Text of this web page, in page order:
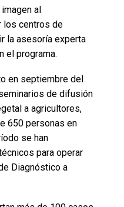
al
los centros de
la asesoría experta
el programa.
en septiembre del
de difusión
a agricultores,
650 personas en
se han
para operar
Diagnóstico a